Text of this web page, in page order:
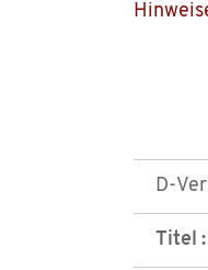
D-
Titel :